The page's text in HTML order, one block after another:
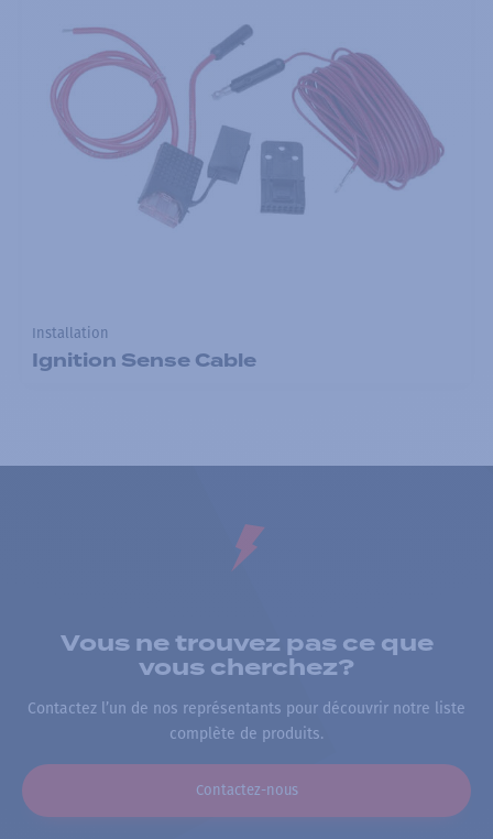
Installation
Ignition Sense Cable
Vous ne trouvez pas ce que
vous cherchez?
Contactez l’un de nos représentants pour découvrir notre liste
complète de produits.
Contactez-nous